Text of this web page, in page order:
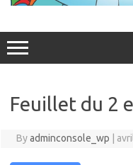
Feuillet du 2
Byadminconsole_wp